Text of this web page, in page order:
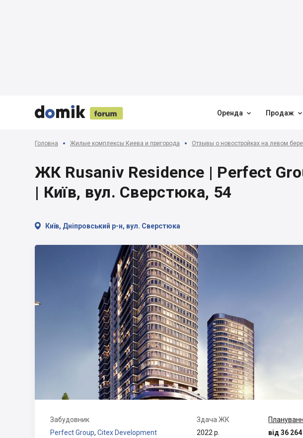


 
 Оренда  Продаж 
Головна Жилые комплексы Киева и пригорода Отзывы о новостройках на левом
ЖК Rusaniv Residence | Perfect
| Київ, вул. Сверстюка, 54
 Київ, Дніпровський р-н, вул. Сверстюка
Забудовник
Perfect Group, Citex Development
Здача ЖК
2022 р.
від 36